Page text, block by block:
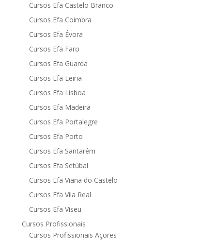
Cursos Efa Castelo Branco
Cursos Efa Coimbra
Cursos Efa Évora
Cursos Efa Faro
Cursos Efa Guarda
Cursos Efa Leiria
Cursos Efa Lisboa
Cursos Efa Madeira
Cursos Efa Portalegre
Cursos Efa Porto
Cursos Efa Santarém
Cursos Efa Setúbal
Cursos Efa Viana do Castelo
Cursos Efa Vila Real
Cursos Efa Viseu
Cursos Profissionais
Cursos Profissionais Açores